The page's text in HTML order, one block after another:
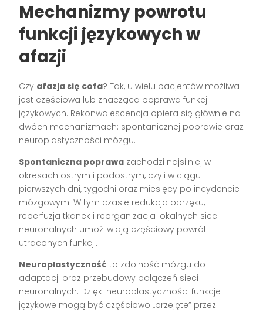
Mechanizmy powrotu
funkcji językowych w
afazji
Czy afazja się cofa? Tak, u wielu pacjentów możliwa
jest częściowa lub znacząca poprawa funkcji
językowych. Rekonwalescencja opiera się głównie na
dwóch mechanizmach: spontanicznej poprawie oraz
neuroplastyczności mózgu.
Spontaniczna poprawa zachodzi najsilniej w
okresach ostrym i podostrym, czyli w ciągu
pierwszych dni, tygodni oraz miesięcy po incydencie
mózgowym. W tym czasie redukcja obrzęku,
reperfuzja tkanek i reorganizacja lokalnych sieci
neuronalnych umożliwiają częściowy powrót
utraconych funkcji.
Neuroplastyczność to zdolność mózgu do
adaptacji oraz przebudowy połączeń sieci
neuronalnych. Dzięki neuroplastyczności funkcje
językowe mogą być częściowo „przejęte” przez